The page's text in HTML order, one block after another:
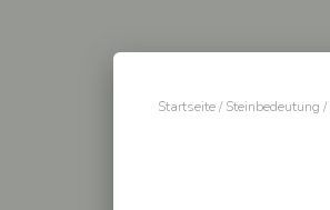
Startseite/Steinbedeutung /